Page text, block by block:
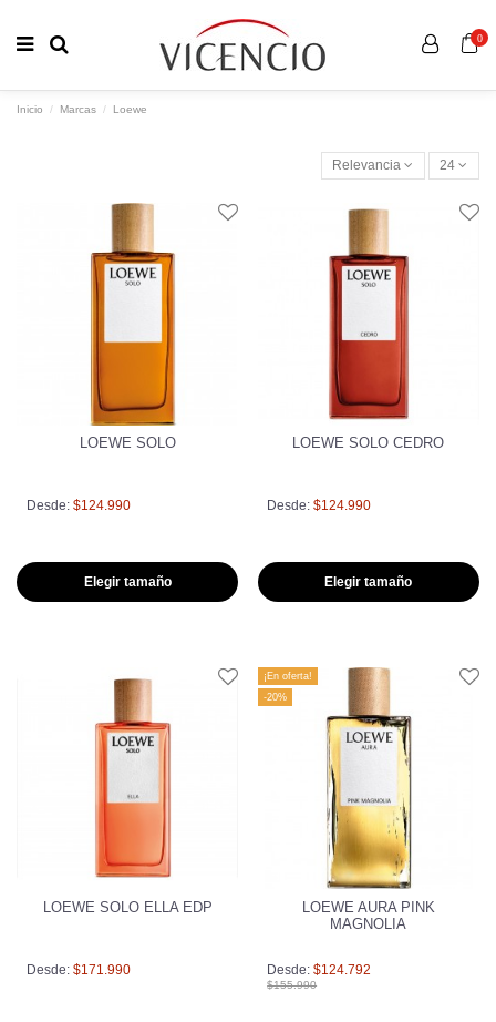
0
Inicio Marcas Loewe
Relevancia 24
LOEWE SOLO
Desde:$124.990
Elegir tamaño
LOEWE SOLO CEDRO
Desde: $124.990
Elegir tamaño
LOEWE SOLO ELLA EDP
Desde:$171.990
¡En oferta!
-20%
LOEWE AURA PINK
MAGNOLIA
Desde: $124.792
$155.990